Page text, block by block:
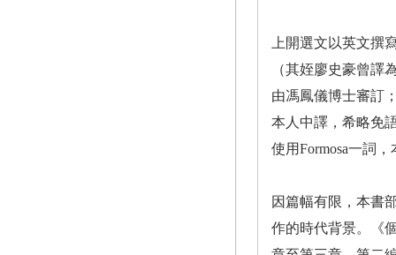
上開選文以英文撰
（其姪廖史豪曾譯
由馮鳳儀博士審訂
本人中譯，希略免
使用Formosa一詞
因篇幅有限，本書
作的時代背景。《